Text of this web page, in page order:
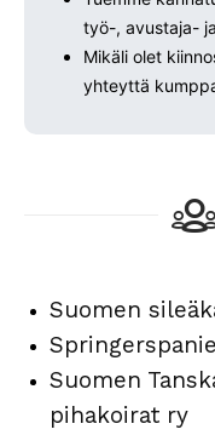
työ-, avustaja-
Mikäli olet
yhteyttä
Suomen
Suomen
pihakoirat ry